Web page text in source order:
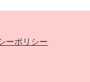
ーポリシー